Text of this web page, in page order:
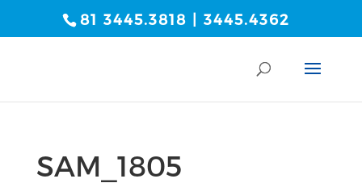
81 3445.3818 | 3445.4362
SAM_1805